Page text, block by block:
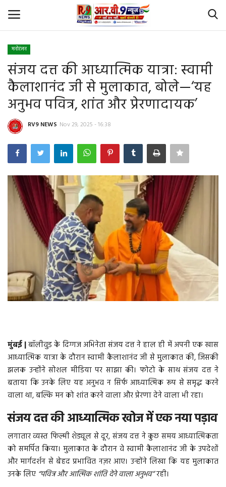
Register
Home
Id Card Verification
About Us
Contact
YouTube
राष्‍ट्रीय
गैलरी
अंतरराष्ट्रीय
मौसम समाचार
दिल्ली
उत्तर प्रदेश
व्यापार/रोजगार
महाराष्ट्र
More
मनोरंजन
संजय दत्त की आध्यात्मिक यात्रा: स्वामी
कैलाशानंद जी से मुलाकात, बोले—‘यह
अनुभव पवित्र, शांत और प्रेरणादायक’
RV9 NEWS Nov 29, 2025 - 16:38
मुंबई |बॉलीवुड के दिग्गज अभिनेता संजय दत्त ने हाल ही में अपनी एक खास
आध्यात्मिक यात्रा के दौरान स्वामी कैलाशानंद जी से मुलाकात की, जिसकी
झलक उन्होंने सोशल मीडिया पर साझा की। फोटो के साथ संजय दत्त ने
बताया कि उनके लिए यह अनुभव न सिर्फ आध्यात्मिक रूप से समृद्ध करने
वाला था, बल्कि मन को शांत करने वाला और प्रेरणा देने वाला भी रहा।
संजय दत्त की आध्यात्मिक खोज में एक नया पड़ाव
लगातार व्यस्त फिल्मी शेड्यूल से दूर, संजय दत्त ने कुछ समय आध्यात्मिकता
को समर्पित किया। मुलाकात के दौरान वे स्वामी कैलाशानंद जी के उपदेशों
और मार्गदर्शन से बेहद प्रभावित नज़र आए। उन्होंने लिखा कि यह मुलाकात
उनके लिए “पवित्र और आत्मिक शांति देने वाला अनुभव”रही।